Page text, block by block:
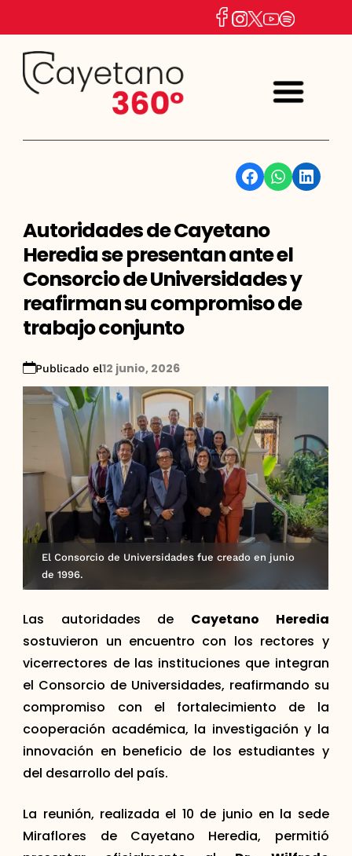
Facebook WhatsApp Linkedin
Autoridades de Cayetano
Heredia se presentan ante el
Consorcio de Universidades y
reafirman su compromiso de
trabajo conjunto
Publicado el12 junio, 2026
El Consorcio de Universidades fue creado en junio
de 1996.
Las autoridades de Cayetano Heredia
sostuvieron un encuentro con los rectores y
vicerrectores de las instituciones que integran
el Consorcio de Universidades, reafirmando su
compromiso con el fortalecimiento de la
cooperación académica, la investigación y la
innovación en beneficio de los estudiantes y
del desarrollo del país.
La reunión, realizada el 10 de junio en la sede
Miraflores de Cayetano Heredia, permitió